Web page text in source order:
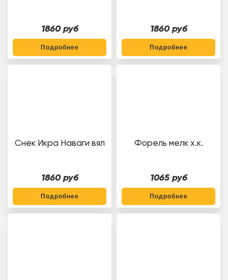
1860 руб
Подробнее
1860 руб
Подробнее
Снек Икра Наваги вял
1860 руб
Подробнее
Форель мелк х.к.
1065 руб
Подробнее